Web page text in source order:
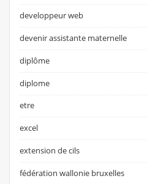
developpeur web
devenir assistante maternelle
diplôme
diplome
etre
excel
extension de cils
fédération wallonie bruxelles